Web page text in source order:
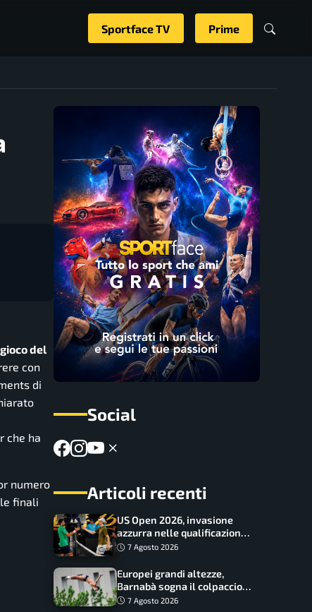
Sportface TV Prime
del
con
di
che ha
numero
finali
Social
Articoli recenti
US Open 2026, invasione
azzurra nelle qualificazioni:
17 italiani a caccia del main
7 Agosto 2026
Europei grandi altezze,
Barnabà sogna il colpaccio:
è leader a metà gara, Baraldi
7 Agosto 2026